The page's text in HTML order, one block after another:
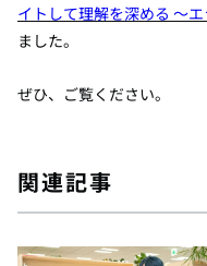
イトして理解を深める 〜エ
ました。
ぜひ、ご覧ください。
関連記事